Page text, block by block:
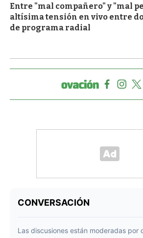
Entre "mal compañero" y "mal
altísima tensión en vivo entre
de programa radial